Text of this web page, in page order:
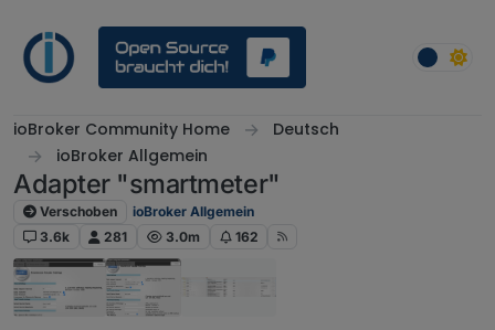
ioBroker Community Home
Deutsch
ioBroker Allgemein
Adapter "smartmeter"
Verschoben
ioBroker Allgemein
3.6k
281 3.0m 162